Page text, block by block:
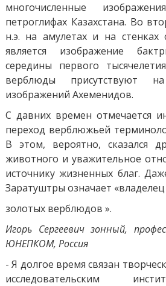
многочисленные
петроглифах Казахстана. Во
н.э. на амулетах и ​​на стенках
является изображение
середины первого
верблюды присутствуют
изображений Ахеменидов.
С давних времен отмечается
переход верблюжьей
В этом, вероятно, сказался
животного и уважительное
источнику жизненных благ.
Заратуштры означает «владелец
золотых верблюдов ».
Игорь Сергеевич зонный,
ЮНЕПКОМ, Россия
- Я долгое время связан
исследовательским